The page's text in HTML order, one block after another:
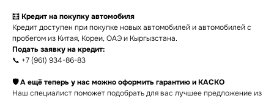
🧮 Кредит на покупку автомобиля
Кредит доступен при покупке новых автомобилей и автомобилей с
пробегом из Китая, Кореи, ОАЭ и Кыргызстана.
Подать заявку на кредит:
📞 +7 (961) 934-86-83
🛡 А ещё теперь у нас можно оформить гарантию и КАСКО
Наш специалист поможет подобрать для вас лучшее предложение из